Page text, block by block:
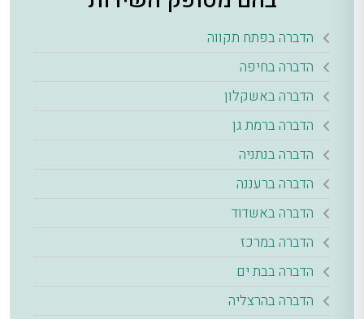
הדברה בפתח תקווה
הדברה בחיפה
הדברה באשקלון
הדברה ברמת גן
הדברה בנתניה
הדברה ברעננה
הדברה באשדוד
הדברה במרכז
הדברה בבת ים
הדברה בהרצליה